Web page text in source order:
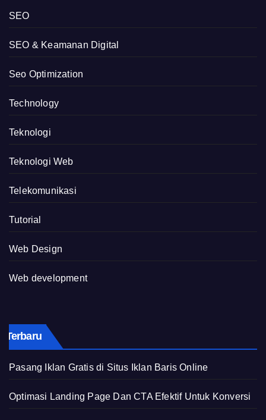
SEO
SEO & Keamanan Digital
Seo Optimization
Technology
Teknologi
Teknologi Web
Telekomunikasi
Tutorial
Web Design
Web development
Terbaru
Pasang Iklan Gratis di Situs Iklan Baris Online
Optimasi Landing Page Dan CTA Efektif Untuk Konversi